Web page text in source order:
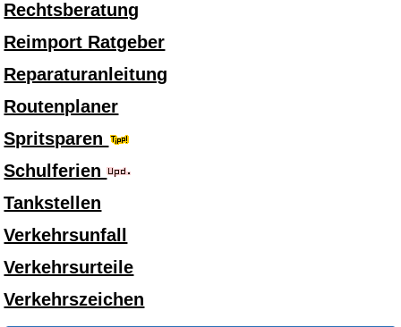
Rechtsberatung
Reimport Ratgeber
Reparaturanleitung
Routenplaner
Spritsparen
Schulferien
Tankstellen
Verkehrsunfall
Verkehrsurteile
Verkehrszeichen